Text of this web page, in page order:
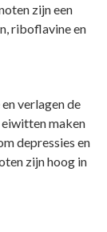
zijn een
riboflavine en
verlagen de
maken
depressies en
zijn hoog in